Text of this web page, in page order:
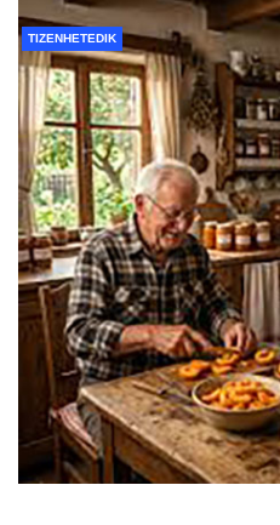
TIZENHETEDIK